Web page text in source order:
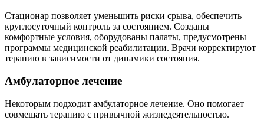
Стационар позволяет уменьшить риски срыва, обеспечить
круглосуточный контроль за состоянием. Созданы
комфортные условия, оборудованы палаты, предусмотрены
программы медицинской реабилитации. Врачи корректируют
терапию в зависимости от динамики состояния.
Амбулаторное лечение
Некоторым подходит амбулаторное лечение. Оно помогает
совмещать терапию с привычной жизнедеятельностью.